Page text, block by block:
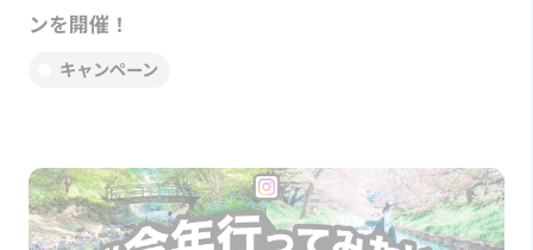
ンを開催！
キャンペーン